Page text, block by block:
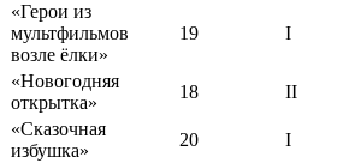
«Герои из
мультфильмов
возле ёлки»
19 I
«Новогодняя
открытка»
18 II
«Сказочная
избушка»
20
I